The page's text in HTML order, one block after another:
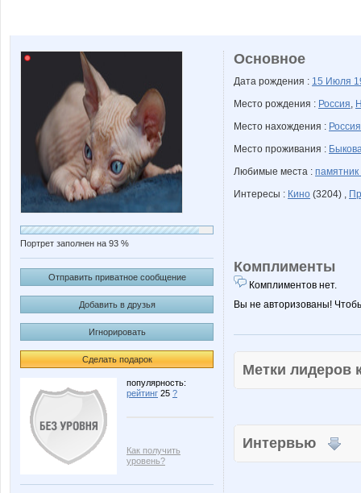
Портрет заполнен на 93 %
Отправить приватное сообщение
Добавить в друзья
Игнорировать
Сделать подарок
популярность:
рейтинг 25 ?
Как получить
уровень?
Основное
Дата рождения : 15 Июля
Место рождения : Россия,
Место нахождения : Россия
Место проживания :
Любимые места : памятник
Интересы : Кино (3204) ,
Комплименты
Комплиментов нет.
Вы не авторизованы!
Метки
Интервью